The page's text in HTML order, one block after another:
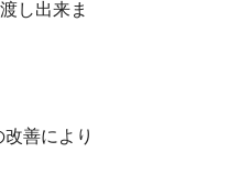
し出来ま
善により